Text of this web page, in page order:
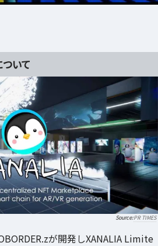
いて
PR TIMES
が開発しXANALIA Limite